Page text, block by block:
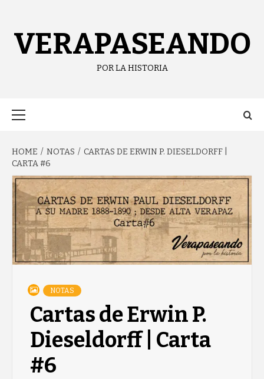
VERAPASEANDO
POR LA HISTORIA
HOME NOTAS
CARTAS DE ERWIN P. DIESELDORFF |
CARTA #6
NOTAS
Cartas de Erwin P.
Dieseldorff | Carta
#6